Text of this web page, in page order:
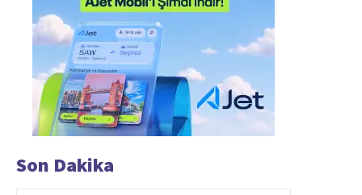
Son Dakika